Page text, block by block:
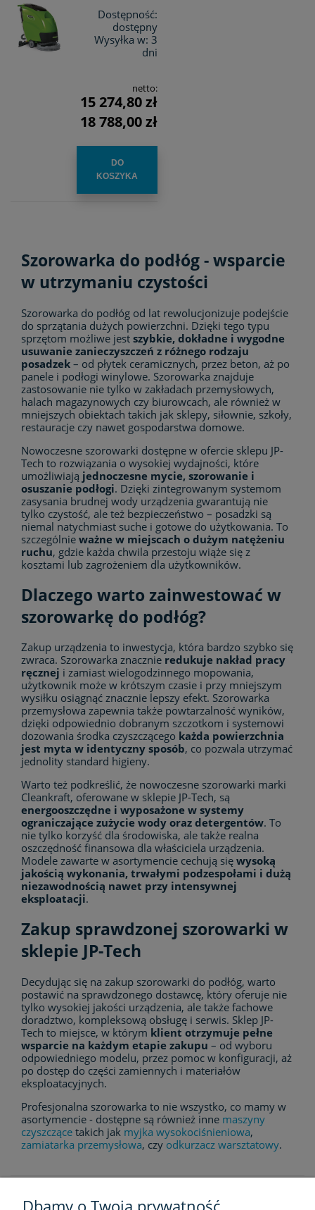
Dostępność:
dostępny
Wysyłka w: 3
dni
netto:
15 274,80 zł
18 788,00 zł
DO
KOSZYKA
Szorowarka do podłóg - wsparcie
w utrzymaniu czystości
Szorowarka do podłóg od lat rewolucjonizuje podejście
do sprzątania dużych powierzchni. Dzięki tego typu
sprzętom możliwe jest szybkie, dokładne i wygodne
usuwanie zanieczyszczeń z różnego rodzaju
posadzek – od płytek ceramicznych, przez beton, aż po
panele i podłogi winylowe. Szorowarka znajduje
zastosowanie nie tylko w zakładach przemysłowych,
halach magazynowych czy biurowcach, ale również w
mniejszych obiektach takich jak sklepy, siłownie, szkoły,
restauracje czy nawet gospodarstwa domowe.
Nowoczesne szorowarki dostępne w ofercie sklepu JP-
Tech to rozwiązania o wysokiej wydajności, które
umożliwiają jednoczesne mycie, szorowanie i
osuszanie podłogi. Dzięki zintegrowanym systemom
zasysania brudnej wody urządzenia gwarantują nie
tylko czystość, ale też bezpieczeństwo – posadzki są
niemal natychmiast suche i gotowe do użytkowania. To
szczególnie ważne w miejscach o dużym natężeniu
ruchu, gdzie każda chwila przestoju wiąże się z
kosztami lub zagrożeniem dla użytkowników.
Dlaczego warto zainwestować w
szorowarkę do podłóg?
Zakup urządzenia to inwestycja, która bardzo szybko się
zwraca. Szorowarka znacznie redukuje nakład pracy
ręcznej i zamiast wielogodzinnego mopowania,
użytkownik może w krótszym czasie i przy mniejszym
wysiłku osiągnąć znacznie lepszy efekt. Szorowarka
przemysłowa zapewnia także powtarzalność wyników,
dzięki odpowiednio dobranym szczotkom i systemowi
dozowania środka czyszczącego każda powierzchnia
jest myta w identyczny sposób, co pozwala utrzymać
jednolity standard higieny.
Warto też podkreślić, że nowoczesne szorowarki marki
Cleankraft, oferowane w sklepie JP-Tech, są
energooszczędne i wyposażone w systemy
ograniczające zużycie wody oraz detergentów. To
nie tylko korzyść dla środowiska, ale także realna
oszczędność finansowa dla właściciela urządzenia.
Modele zawarte w asortymencie cechują się wysoką
jakością wykonania, trwałymi podzespołami i dużą
niezawodnością nawet przy intensywnej
eksploatacji.
Zakup sprawdzonej szorowarki w
sklepie JP-Tech
Decydując się na zakup szorowarki do podłóg, warto
postawić na sprawdzonego dostawcę, który oferuje nie
tylko wysokiej jakości urządzenia, ale także fachowe
doradztwo, kompleksową obsługę i serwis. Sklep JP-
Tech to miejsce, w którym klient otrzymuje pełne
wsparcie na każdym etapie zakupu – od wyboru
odpowiedniego modelu, przez pomoc w konfiguracji, aż
po dostęp do części zamiennych i materiałów
eksploatacyjnych.
Profesjonalna szorowarka to nie wszystko, co mamy w
asortymencie - dostępne są również inne maszyny
czyszczące takich jak myjka wysokociśnieniowa,
zamiatarka przemysłowa, czy odkurzacz warsztatowy.